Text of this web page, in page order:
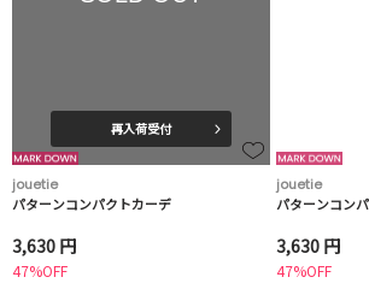
再入荷受付
jouetie
パターンコンパクトカーデ
3,630 円
47%OFF
jouetie
パターンコン
3,630 円
47%OFF